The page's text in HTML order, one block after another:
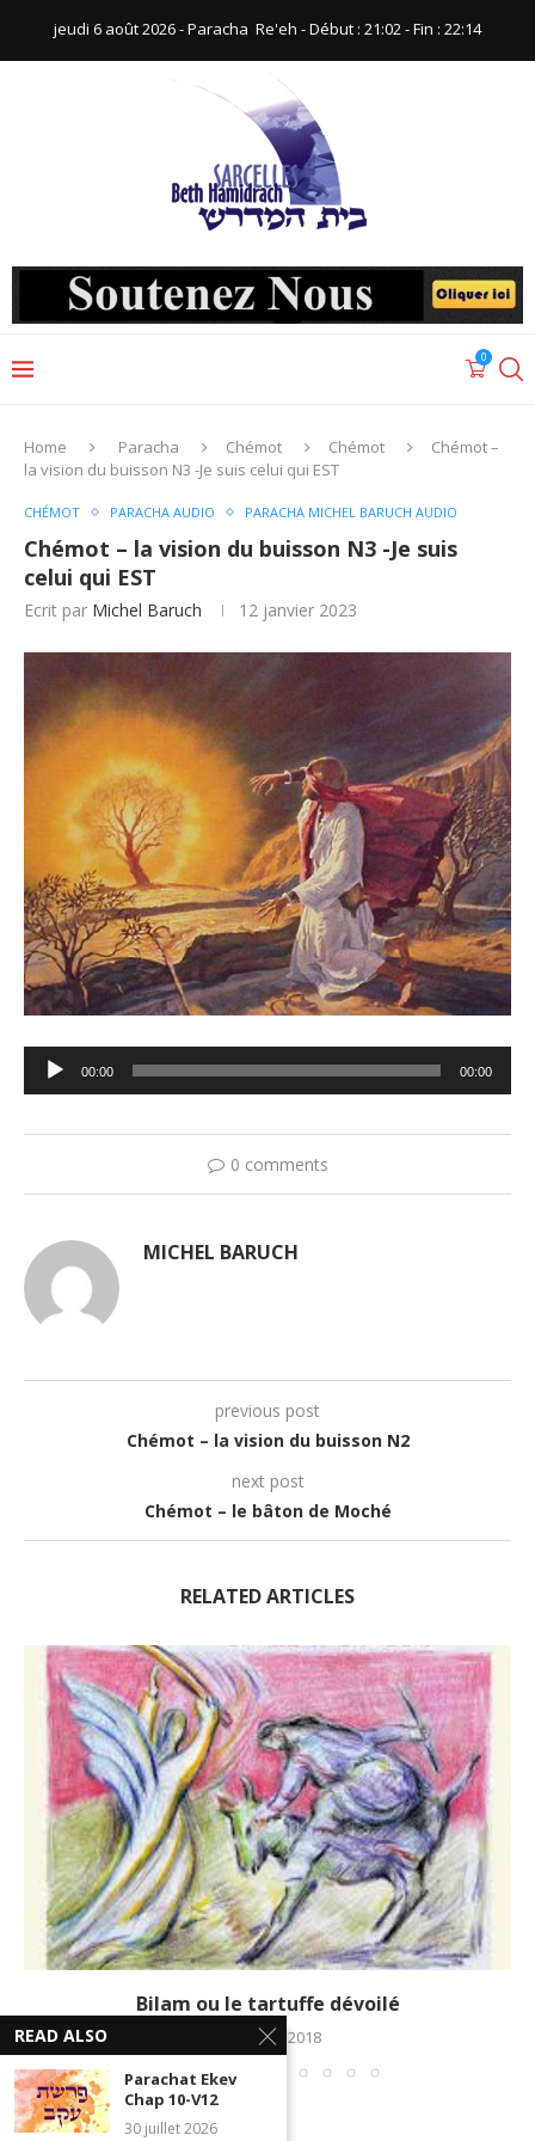
jeudi 6 août 2026 - Paracha ‪ Re'eh‬ - Début : 21:02‬ - Fin : ‪22:14‬
0
Home Paracha Chémot Chémot
Chémot –
la vision du buisson N3 -Je suis celui qui EST
CHÉMOT PARACHA AUDIO PARACHA MICHEL BARUCH AUDIO
Chémot – la vision du buisson N3 -Je suis
celui qui EST
Ecrit par Michel Baruch 12 janvier 2023
Lecteur
audio
00:00 00:00
0 comments
MICHEL BARUCH
previous post
Chémot – la vision du buisson N2
next post
Chémot – le bâton de Moché
RELATED ARTICLES
Bilam ou le tartuffe dévoilé
10 janvier 2018
READ ALSO
Parachat Ekev
Chap 10-V12
30 juillet 2026